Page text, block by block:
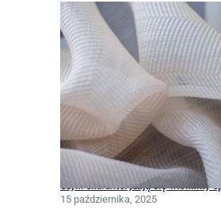
Czym charakteryzują się włókniny
15 października, 2025